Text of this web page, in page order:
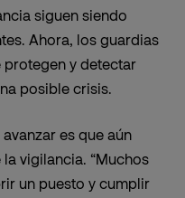
siguen siendo
Ahora, los guardias
protegen y detectar
posible crisis.
es que aún
vigilancia. “Muchos
un puesto y cumplir